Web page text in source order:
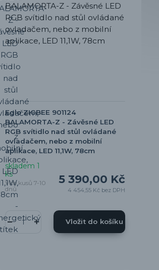
Eglo ZIGBEE 901124
BALAMORTA-Z - Závěsné LED
RGB svítidlo nad stůl ovládané
ovladačem, nebo z mobilní
aplikace, LED 11,1W, 78cm
5 390,00 Kč
4 454,55 Kč bez DPH
skladem 1
ks
Více kusů 7-10
dnů
Vložit do košíku